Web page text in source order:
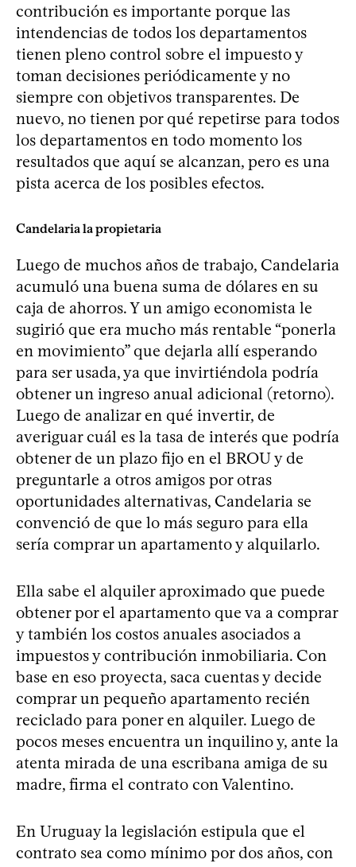
contribución es importante porque las
intendencias de todos los departamentos
tienen pleno control sobre el impuesto y
toman decisiones periódicamente y no
siempre con objetivos transparentes. De
nuevo, no tienen por qué repetirse para todos
los departamentos en todo momento los
resultados que aquí se alcanzan, pero es una
pista acerca de los posibles efectos.
Candelaria la propietaria
Luego de muchos años de trabajo, Candelaria
acumuló una buena suma de dólares en su
caja de ahorros. Y un amigo economista le
sugirió que era mucho más rentable “ponerla
en movimiento” que dejarla allí esperando
para ser usada, ya que invirtiéndola podría
obtener un ingreso anual adicional (retorno).
Luego de analizar en qué invertir, de
averiguar cuál es la tasa de interés que podría
obtener de un plazo fijo en el BROU y de
preguntarle a otros amigos por otras
oportunidades alternativas, Candelaria se
convenció de que lo más seguro para ella
sería comprar un apartamento y alquilarlo.
Ella sabe el alquiler aproximado que puede
obtener por el apartamento que va a comprar
y también los costos anuales asociados a
impuestos y contribución inmobiliaria. Con
base en eso proyecta, saca cuentas y decide
comprar un pequeño apartamento recién
reciclado para poner en alquiler. Luego de
pocos meses encuentra un inquilino y, ante la
atenta mirada de una escribana amiga de su
madre, firma el contrato con Valentino.
En Uruguay la legislación estipula que el
contrato sea como mínimo por dos años, con